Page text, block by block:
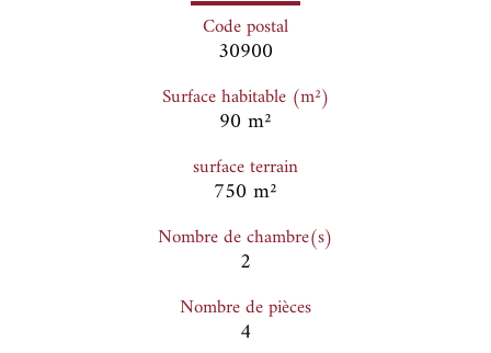
Code postal
30900
Surface habitable (m²)
90 m²
surface terrain
750 m²
Nombre de chambre(s)
2
Nombre de pièces
4